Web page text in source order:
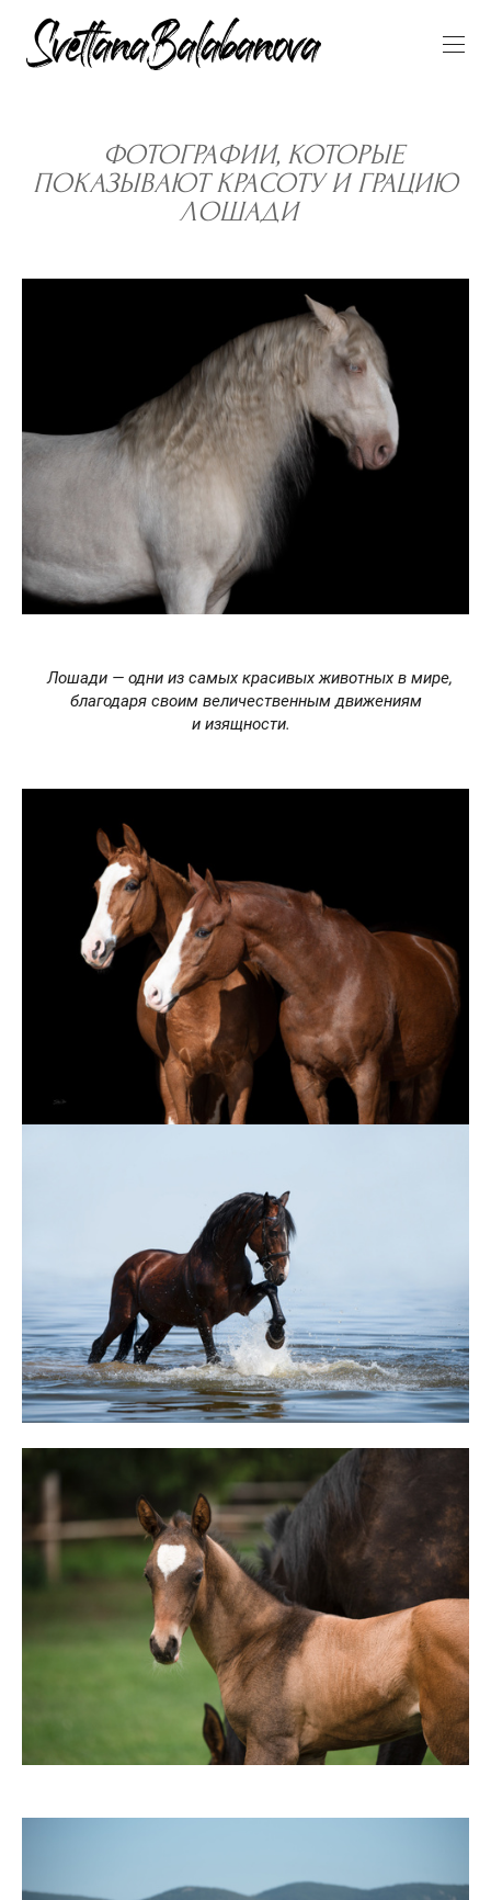
ФОТОГРАФИИ, КОТОРЫЕ
ПОКАЗЫВАЮТ КРАСОТУ И ГРАЦИЮ
ЛОШАДИ
Лошади — одни из самых красивых животных в мире,
благодаря своим величественным движениям
и изящности.